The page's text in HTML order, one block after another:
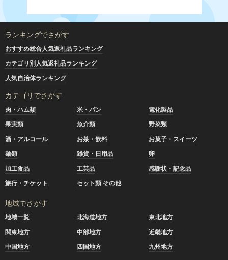
ランキングでさがす
おすすめ総合人気返礼品ランキング
カテゴリ別人気返礼品ランキング
人気自治体ランキング
カテゴリでさがす
肉・ハム類 米・パン
電化製品
果実類
魚介類
野菜類
酒・アルコール
お茶・飲料
お菓子・スイーツ
麺類
雑貨・日用品
卵
加工食品
工芸品
感謝状・記念品
旅行・チケット
セット類 その他
地域でさがす
地域一覧 北海道地方
東北地方
関東地方
中部地方
近畿地方
中国地方
四国地方 九州地方